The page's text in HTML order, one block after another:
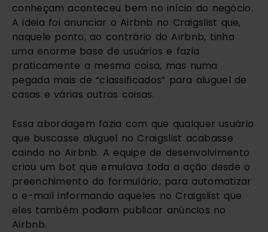
conheçam aconteceu bem no início do negócio.
A ideia foi anunciar o Airbnb no Craigslist que,
naquele ponto, ao contrário do Airbnb, tinha
uma enorme base de usuários e fazia
praticamente a mesma coisa, mas numa
pegada mais de “classificados” para aluguel de
casas e várias outras coisas.
Essa abordagem fazia com que qualquer usuário
que buscasse aluguel no Craigslist acabasse
caindo no Airbnb. A equipe de desenvolvimento
criou um bot que emulava toda a ação desde o
preenchimento do formulário, para automatizar
o e-mail informando aqueles no Craigslist que
eles também podiam publicar anúncios no
Airbnb.